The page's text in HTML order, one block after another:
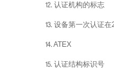
⒓ 认证机构的标志
⒔ 设备第一次认证在
⒕ ATEX
⒖ 认证结构标识号